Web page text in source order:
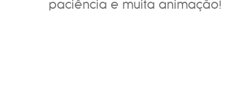
paciência e muita animação!